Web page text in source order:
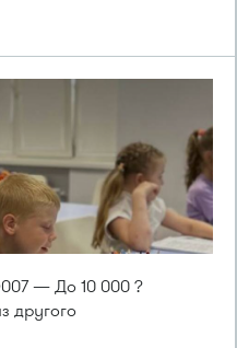
— До 10 000 ?
другого